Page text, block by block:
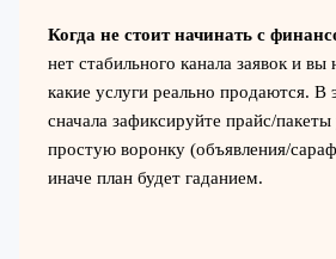
Когда не стоит начинать с
нет стабильного канала заявок и вы
какие услуги реально продаются. В
сначала зафиксируйте прайс/пакеты
простую воронку (объявления/
иначе план будет гаданием.